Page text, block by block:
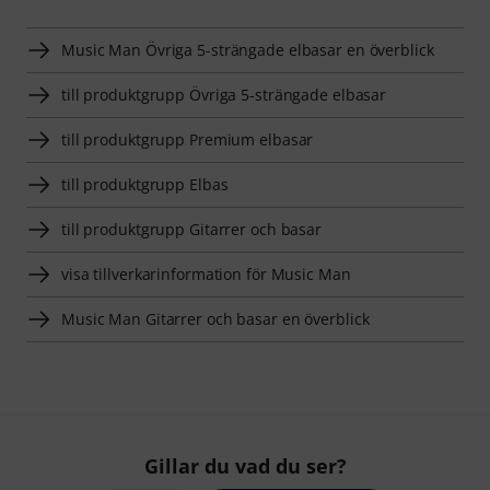
Music Man Övriga 5-strängade elbasar en överblick
till produktgrupp Övriga 5-strängade elbasar
till produktgrupp Premium elbasar
till produktgrupp Elbas
till produktgrupp Gitarrer och basar
visa tillverkarinformation för Music Man
Music Man Gitarrer och basar en överblick
Gillar du vad du ser?